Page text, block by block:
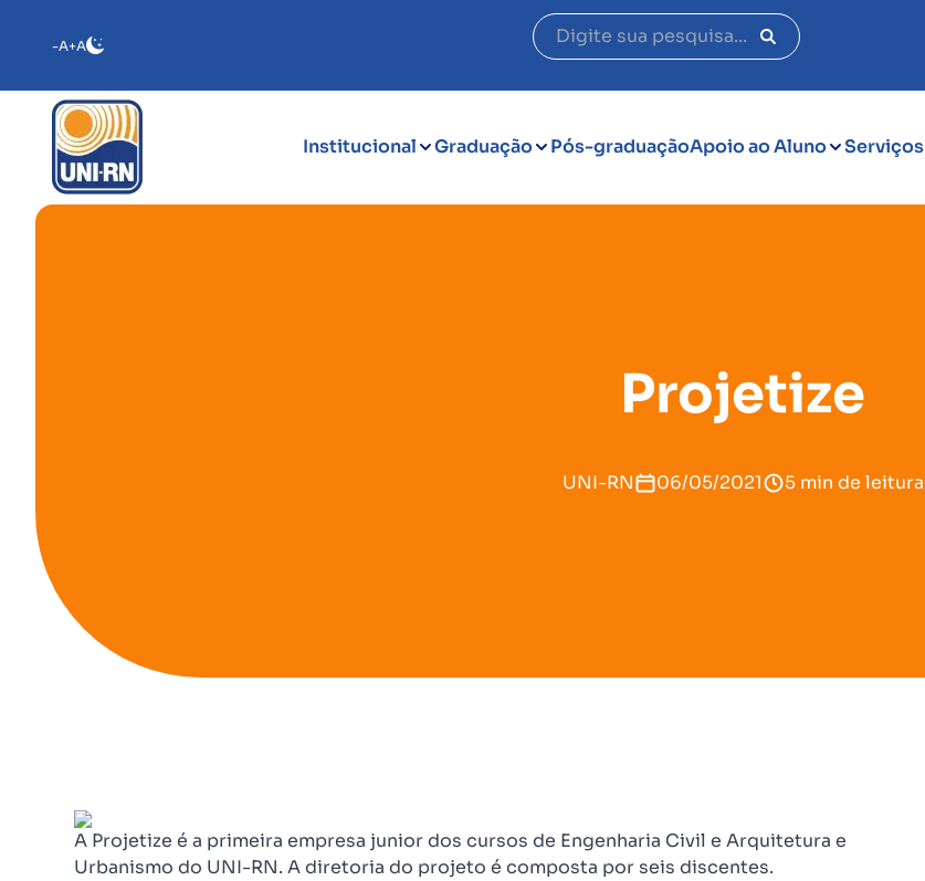
-A+A
Institucional Graduação Pós-graduaçãoApoio ao Aluno Serviços
Projetize
UNI-RN 06/05/2021 5 min de leitura
A Projetize é a primeira empresa junior dos cursos de Engenharia Civil e Arquitetura e
Urbanismo do UNI-RN. A diretoria do projeto é composta por seis discentes.